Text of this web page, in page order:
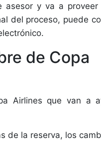
asesor y va a
del proceso, puede
de Copa
Airlines que van a
de la reserva, los